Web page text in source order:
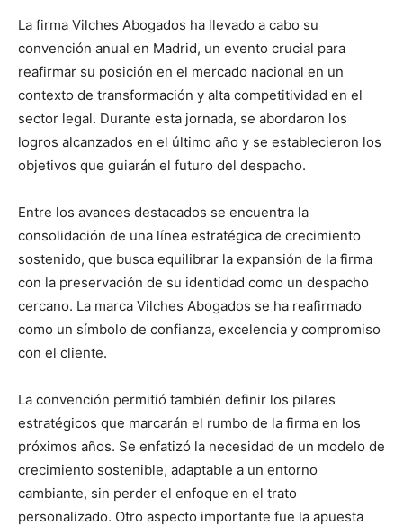
La firma Vilches Abogados ha llevado a cabo su
convención anual en Madrid, un evento crucial para
reafirmar su posición en el mercado nacional en un
contexto de transformación y alta competitividad en el
sector legal. Durante esta jornada, se abordaron los
logros alcanzados en el último año y se establecieron los
objetivos que guiarán el futuro del despacho.
Entre los avances destacados se encuentra la
consolidación de una línea estratégica de crecimiento
sostenido, que busca equilibrar la expansión de la firma
con la preservación de su identidad como un despacho
cercano. La marca Vilches Abogados se ha reafirmado
como un símbolo de confianza, excelencia y compromiso
con el cliente.
La convención permitió también definir los pilares
estratégicos que marcarán el rumbo de la firma en los
próximos años. Se enfatizó la necesidad de un modelo de
crecimiento sostenible, adaptable a un entorno
cambiante, sin perder el enfoque en el trato
personalizado. Otro aspecto importante fue la apuesta